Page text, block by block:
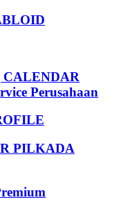
CALENDAR
Perusahaan
PILKADA